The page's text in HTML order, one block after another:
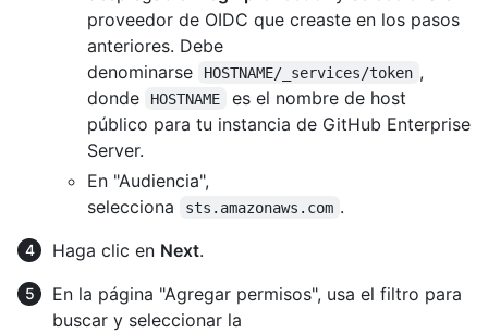
proveedor de OIDC que creaste en los pasos
anteriores. Debe
denominarse
HOSTNAME/_services/token ,
donde
HOSTNAME
es el nombre de host
público para tu instancia de GitHub Enterprise
Server.
En "Audiencia",
selecciona
sts.amazonaws.com .
Haga clic en Next.
En la página "Agregar permisos", usa el filtro para
buscar y seleccionar la